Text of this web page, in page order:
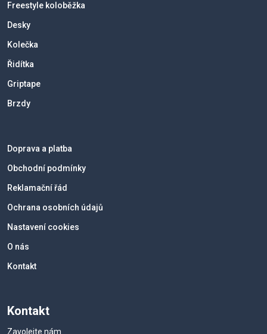
Freestyle koloběžka
Desky
Kolečka
Řidítka
Griptape
Brzdy
Doprava a platba
Obchodní podmínky
Reklamační řád
Ochrana osobních údajů
Nastavení cookies
O nás
Kontakt
Kontakt
Zavolejte nám